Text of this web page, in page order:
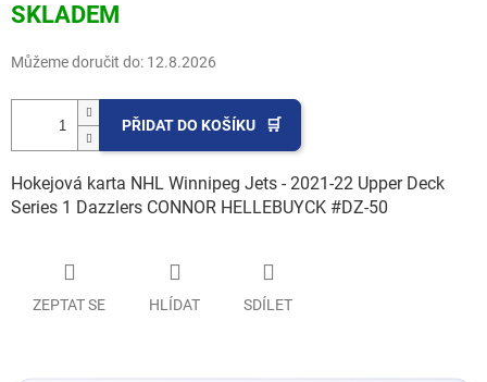
cena:
SKLADEM
Můžeme doručit do: 12.8.2026
PŘIDAT DO KOŠÍKU
Hokejová karta NHL Winnipeg Jets - 2021-22 Upper Deck
Series 1 Dazzlers CONNOR HELLEBUYCK #DZ-50
ZEPTAT SE HLÍDAT SDÍLET